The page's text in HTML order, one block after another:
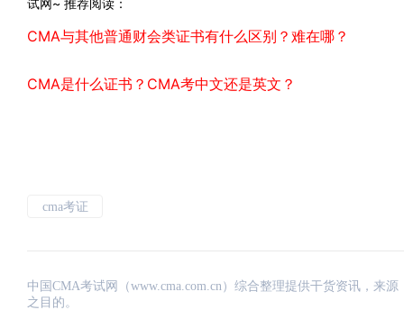
CMA与其他普通财会类证书有什么区别？难在哪？
CMA是什么证书？CMA考中文还是英文？
cma考证
中国CMA考试网（www.cma.com.cn）综合整理提供干货资讯，来
之目的。